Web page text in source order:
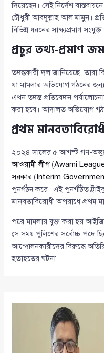
দিয়েছেন। সেই নির্দেশ
চৌধুরী আবদুল্লাহ আল মামুন।
বিভিন্ন ধরনের সাক্ষ্যপ্রমাণ
প্রচুর তথ্য-প্রমাণ
তদন্তকারী দল জানিয়েছে, তারা
যা মামলার অভিযোগ গঠনের জন্য
এখন তদন্ত প্রতিবেদন
করা হবে। আদালত অভিযোগ
প্রথম
২০২৪ সালের ৫ আগস্ট গণ-
আওয়ামী লীগ(Awami
সরকার ( Interim
পুনর্গঠন করে। এই পুনর্গঠিত
মানবতাবিরোধী অপরাধে প্রথম
পরে মামলায় যুক্ত করা হয়
সে সময় পুলিশের সর্বোচ্চ পদে
আন্দোলনকারীদের বিরুদ্ধে
হতাহতের ঘটনা।